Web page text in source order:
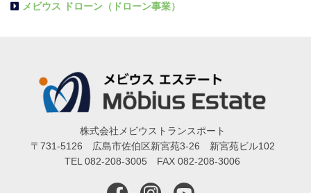
メビウス ドローン（ドローン事業）
株式会社メビウストランスポート
〒731-5126 広島市佐伯区新宮苑3-26 新宮苑ビル102
TEL 082-208-3005 FAX 082-208-3006